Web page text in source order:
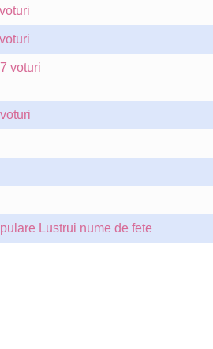
voturi
Lustrui nume de fete